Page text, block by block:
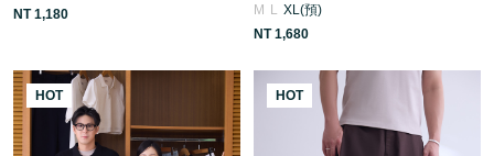
NT 1,180
M
L XL(預)
NT 1,680
HOT HOT